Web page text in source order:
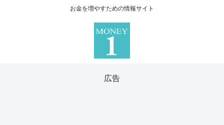
お金を増やすための情報サイト
広告